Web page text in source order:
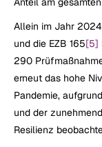
Allein im Jahr
und die EZB 165[5]
290
erneut das hohe
Pandemie,
und der
Resilienz